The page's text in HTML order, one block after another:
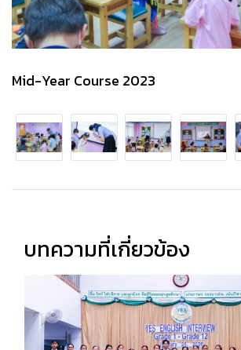
Mid-Year Course 2023
บทความที่เกี่ยวข้อง